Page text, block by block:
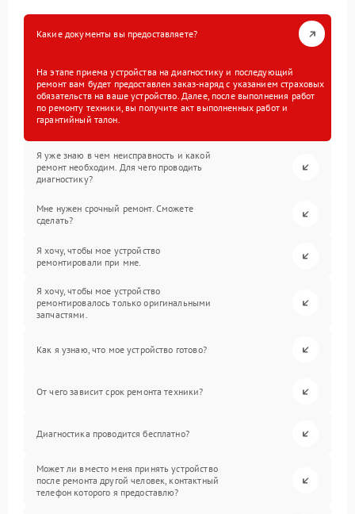
Какие документы вы предоставляете?
На этапе приема устройства на диагностику и последующий
ремонт вам будет предоставлен заказ-наряд с указанием страховых
обязательств на ваше устройство. Далее, после выполнения работ
по ремонту техники, вы получите акт выполненных работ и
гарантийный талон.
Я уже знаю в чем неисправность и какой
ремонт необходим. Для чего проводить
диагностику?
Мне нужен срочный ремонт. Сможете
сделать?
Я хочу, чтобы мое устройство
ремонтировали при мне.
Я хочу, чтобы мое устройство
ремонтировалось только оригинальными
запчастями.
Как я узнаю, что мое устройство готово?
От чего зависит срок ремонта техники?
Диагностика проводится бесплатно?
Может ли вместо меня принять устройство
после ремонта другой человек, контактный
телефон которого я предоставлю?